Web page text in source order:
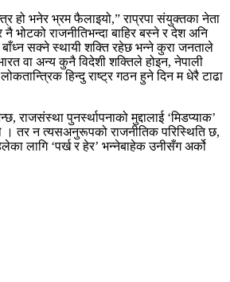
हो भनेर भ्रम फैलाइयो,” राप्रपा संयुक्तका नेता
भोटको राजनीतिभन्दा बाहिर बस्ने र देश अनि
सक्ने स्थायी शक्ति रहेछ भन्ने कुरा जनताले
वा अन्य कुनै विदेशी शक्तिले होइन, नेपाली
हिन्दु राष्ट्र गठन हुने दिन म धेरै टाढा
राजसंस्था पुनर्स्थापनाको मुद्दालाई ‘मिडप्याक’
। तर न त्यसअनुरूपको राजनीतिक परिस्थिति छ,
लागि ‘पर्ख र हेर’ भन्नेबाहेक उनीसँग अर्को